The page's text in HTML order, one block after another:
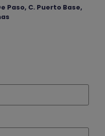
Paso, C. Puerto Base,